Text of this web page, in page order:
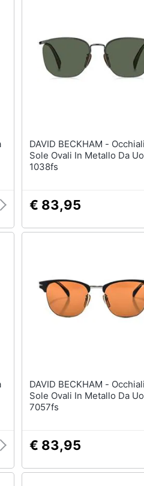
DAVID BECKHAM - Occhiali Da
Sole Ovali In Metallo Da
1038fs
€ 83,95
DAVID BECKHAM - Occhiali Da
Sole Ovali In Metallo Da
7057fs
€ 83,95